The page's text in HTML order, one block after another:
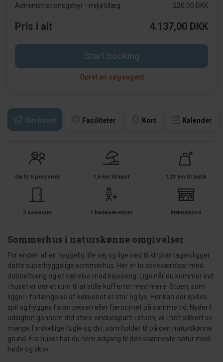
Om huset Faciliteter Kort Kalender
Op til 6 personer 1,6 km til kyst 1,21 km til butik
3 soverum 1 badeværelser Brændeovn
Sommerhus i naturskønne omgivelser
For enden af en hyggelig lille vej og lige ned til klitplantagen ligger
dette superhyggelige sommerhus. Her er to soveværelser med
dobbeltseng og et værelse med køjeseng. Lige når du kommer ind
i huset er der et rum til at stille kufferter med mere. Stuen, som
ligger i forlængelse af køkkenet er stor og lys. Her kan der spilles
spil og hygges foran pejsen eller fjernsynet på samme tid. Nyder I
udsigten gennem det store vinduesparti i stuen, vil I helt sikkert se
mange forskellige fugle og dyr, som holder til på den naturskønne
grund. Fra huset har du nem adgang til den skønneste natur med
hede og skov.
Administrationsgebyr - miljøtillæg 220,00 DKK
Pris i alt 4.137,00 DKK
Start booking
Opret en søgeagent